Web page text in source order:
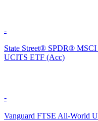
-
State Street® SPDR®
UCITS ETF (Acc)
-
Vanguard FTSE All-World